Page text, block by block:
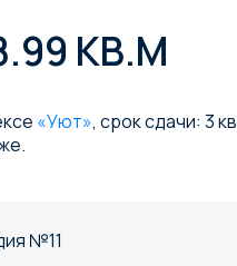
КВ.М
«Уют», срок сдачи: 3